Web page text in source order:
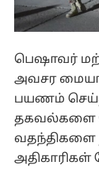
பெஷாவர்
அவசர
பயணம்
தகவல்களை